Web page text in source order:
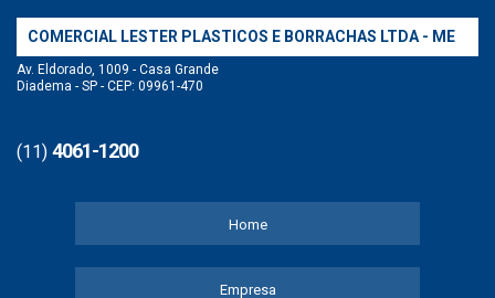
COMERCIAL LESTER PLASTICOS E BORRACHAS LTDA - ME
Av. Eldorado, 1009 - Casa Grande
Diadema - SP - CEP: 09961-470
(11) 4061-1200
Home
Empresa